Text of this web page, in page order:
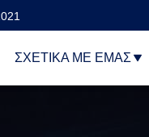
ΣΧΕΤΙΚΆ ΜΕ ΕΜΆΣ